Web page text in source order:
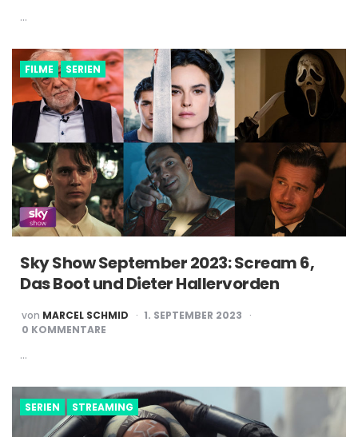
…
FILME SERIEN
Sky Show September 2023: Scream 6,
Das Boot und Dieter Hallervorden
POSTED
BY
von MARCEL SCHMID
1. SEPTEMBER 2023
0 KOMMENTARE
…
SERIEN STREAMING